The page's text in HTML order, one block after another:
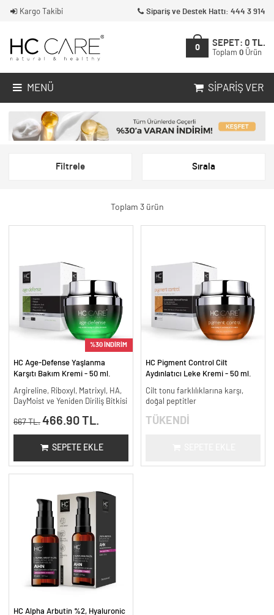
Kargo Takibi Sipariş ve Destek Hattı: 444 3 914
0
SEPET: 0 TL.
Toplam 0 Ürün
MENÜ SIPARIŞ VER
Filtrele Sırala
Toplam 3 ürün
%30 İNDİRİM
HC Age-Defense Yaşlanma
Karşıtı Bakım Kremi - 50 ml.
Argireline, Riboxyl, Matrixyl, HA,
DayMoist ve Yeniden Diriliş Bitkisi
667 TL. 466.90 TL.
SEPETE EKLE
HC Pigment Control Cilt
Aydınlatıcı Leke Kremi - 50 ml.
Cilt tonu farklılıklarına karşı,
doğal peptitler
TÜKENDİ
HC Alpha Arbutin %2, Hyaluronic